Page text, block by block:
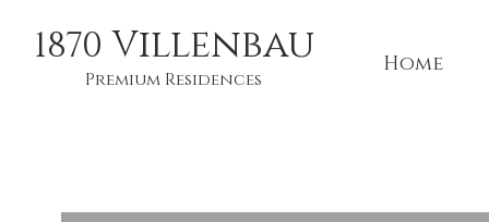
1870 Villenbau
Premium Residences
Home